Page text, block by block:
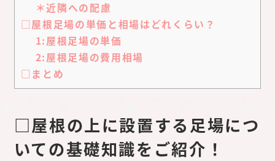
＊近隣への配慮
□屋根足場の単価と相場はどれくらい？
1:屋根足場の単価
2:屋根足場の費用相場
□まとめ
□屋根の上に設置する足場につ
いての基礎知識をご紹介！